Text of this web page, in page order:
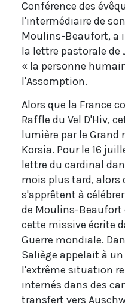
Conférence des
l'intermédiaire de
Moulins-Beaufort, a
la lettre pastorale de
« la personne
l'Assomption.
Alors que la France
Raffle du Vel D'Hiv,
lumière par le Grand
Korsia. Pour le 16
lettre du cardinal
mois plus tard, alors
s'apprêtent à
de Moulins-Beaufort
cette missive écrite
Guerre mondiale.
Saliège appelait à
l'extrême situation
internés dans des
transfert vers